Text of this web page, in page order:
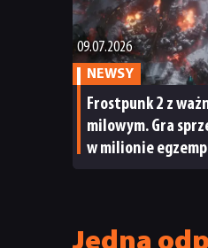
09.07.2026
NEWSY
Frostpunk 2 z
milowym. Gra
w milionie